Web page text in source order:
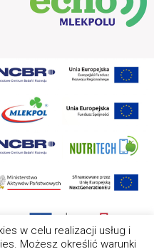
w celu realizacji usług i
Możesz określić warunki